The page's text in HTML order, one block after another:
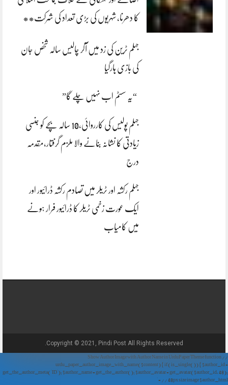
کا دھرنا، شہریوں کی بڑی تعداد کی شرکت**
جہلم ٹرین کی زد میں آکر چالیس سالہ شخص جان
کی بازی ہارگیا
“یہ سسٹم اب نہیں چلے گا”
جہلم پولیس کی کارروائی،10 سالہ بچے کو جنسی
زیادتی کا نشانہ بنانے والا ملزم گرفتار،مقدمہ
درج
جہلم رکشہ اور ٹریلر میں تصادم رکشہ ڈرائیور اور
ایک عورت زخمی ٹریلر کا ڈرائیور فرار ہونے
میں کامیاب
Copyright © 2021, Pindi Post All Rights Reserved.
// Show Author Image with Author Name in UrduPaper Theme function
urdu_paper_author_image_with_name($content) { if (is_single()) { $author_id =
get_the_author_meta('ID'); $author_name = get_the_author(); $author_avatar = get_avatar($author_id, 48);
// 48px size image $author_html = '